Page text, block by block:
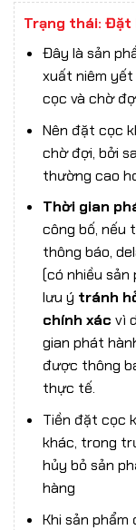
Trạng thái:
Đây là sản
xuất niêm yết
cọc và chờ
Nên đặt cọc
chờ đợi, bởi
thường cao
Thời gian
công bố, nếu
thông báo,
(có nhiều sản
lưu ý tránh
chính xác vì
gian phát
được thông
thực tế.
Tiền đặt cọc
khác, trong
hủy bỏ sản
hàng
Khi sản